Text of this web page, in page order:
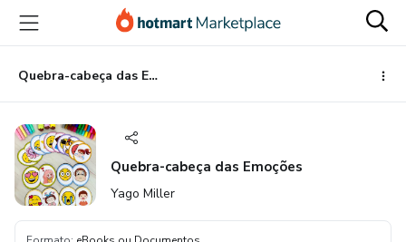
para
conteúdo
principal
para
pagamento
para
rodapé
Quebra-cabeça das Emoções
Quebra-cabeça das Emoções
Yago Miller